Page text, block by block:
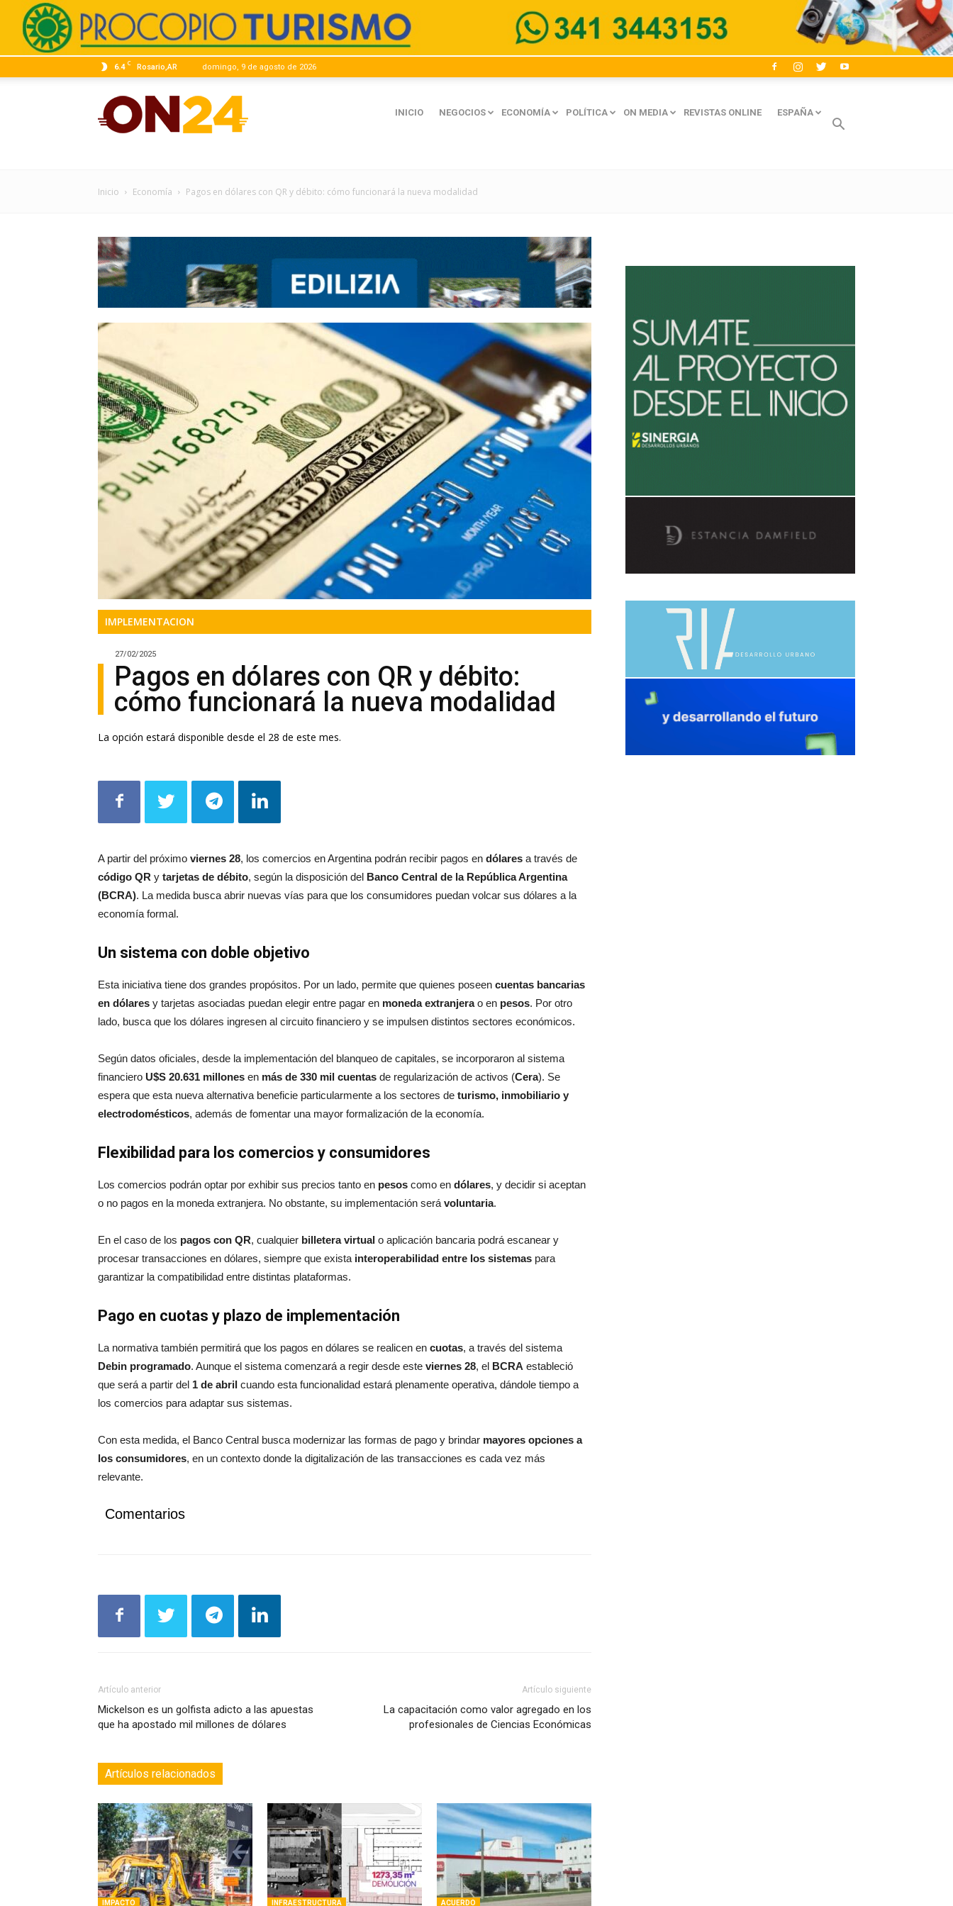
6.4 C Rosario,AR domingo, 9 de agosto de 2026
|
Precisa.
Periodismo
en
INICIO NEGOCIOS ECONOMÍA POLÍTICA ON MEDIA REVISTAS ONLINE ESPAÑA
Inicio Economía Pagos en dólares con QR y débito: cómo funcionará la nueva modalidad
IMPLEMENTACION
27/02/2025
Pagos en dólares con QR y débito:
cómo funcionará la nueva modalidad
La opción estará disponible desde el 28 de este mes.
A partir del próximo viernes 28, los comercios en Argentina podrán recibir pagos en dólares a través de
código QR y tarjetas de débito, según la disposición del Banco Central de la República Argentina
(BCRA). La medida busca abrir nuevas vías para que los consumidores puedan volcar sus dólares a la
economía formal.
Un sistema con doble objetivo
Esta iniciativa tiene dos grandes propósitos. Por un lado, permite que quienes poseen cuentas bancarias
en dólares y tarjetas asociadas puedan elegir entre pagar en moneda extranjerao en pesos. Por otro
lado, busca que los dólares ingresen al circuito financiero y se impulsen distintos sectores económicos.
Según datos oficiales, desde la implementación del blanqueo de capitales, se incorporaron al sistema
financiero U$S 20.631 millones en más de 330 mil cuentas de regularización de activos (Cera). Se
espera que esta nueva alternativa beneficie particularmente a los sectores de turismo, inmobiliario y
electrodomésticos, además de fomentar una mayor formalización de la economía.
Flexibilidad para los comercios y consumidores
Los comercios podrán optar por exhibir sus precios tanto en pesos como en dólares, y decidir si aceptan
o no pagos en la moneda extranjera. No obstante, su implementación será voluntaria.
En el caso de los pagos con QR, cualquier billetera virtual o aplicación bancaria podrá escanear y
procesar transacciones en dólares, siempre que exista interoperabilidad entre los sistemas para
garantizar la compatibilidad entre distintas plataformas.
Pago en cuotas y plazo de implementación
La normativa también permitirá que los pagos en dólares se realicen en cuotas, a través del sistema
Debin programado. Aunque el sistema comenzará a regir desde este viernes 28, el BCRA estableció
que será a partir del 1 de abril cuando esta funcionalidad estará plenamente operativa, dándole tiempo a
los comercios para adaptar sus sistemas.
Con esta medida, el Banco Central busca modernizar las formas de pago y brindar mayores opciones a
los consumidores, en un contexto donde la digitalización de las transacciones es cada vez más
relevante.
Comentarios
Artículo anterior
Mickelson es un golfista adicto a las apuestas
que ha apostado mil millones de dólares
Artículo siguiente
La capacitación como valor agregado en los
profesionales de Ciencias Económicas
Artículos relacionados
IMPACTO INFRAESTRUCTURA ACUERDO